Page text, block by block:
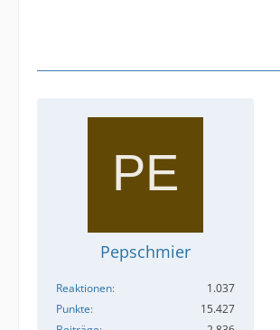
Pepschmier
Reaktionen
1.037
Punkte
15.427